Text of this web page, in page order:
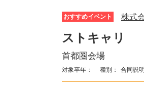
おすすめイベント 株式
ストキャリ
首都圏会場
対象卒年： 種別： 合同説